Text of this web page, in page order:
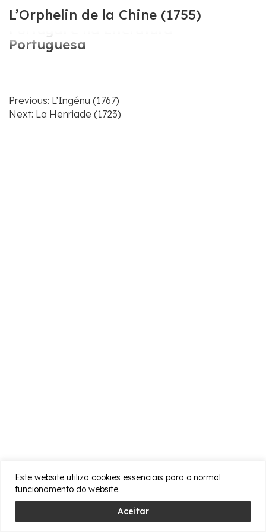
Este website utiliza cookies essenciais para o normal
funcionamento do website.
Aceitar
Cartografar Voltaire em
Portuguesa
L’Orphelin de la Chine (1755)
Navegação
de
Previous: L’Ingénu (1767)
Next: La Henriade (1723)